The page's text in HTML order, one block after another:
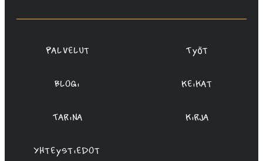
Oy
Palvelut Työt
Blogi Keikat
Tarina Kirja
Yhteystiedot